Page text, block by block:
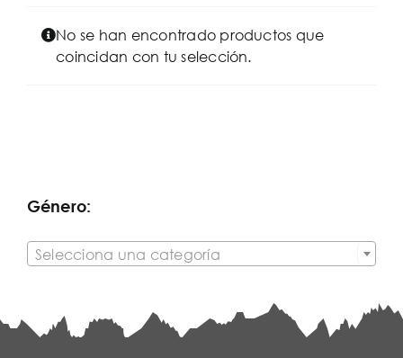
No se han encontrado productos que
coincidan con tu selección.
Género:
Selecciona una categoría